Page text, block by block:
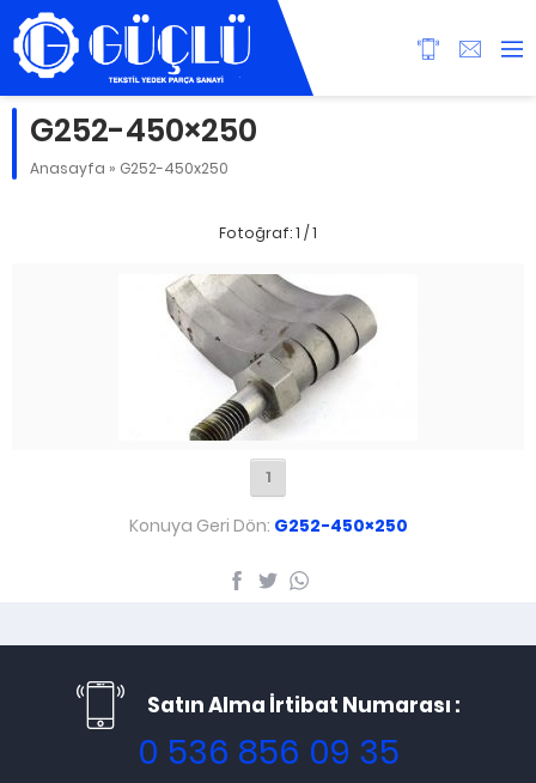
G252-450×250
Anasayfa » G252-450x250
Fotoğraf: 1 / 1
1
Konuya Geri Dön: G252-450×250
Satın Alma İrtibat Numarası :
0 536 856 09 35